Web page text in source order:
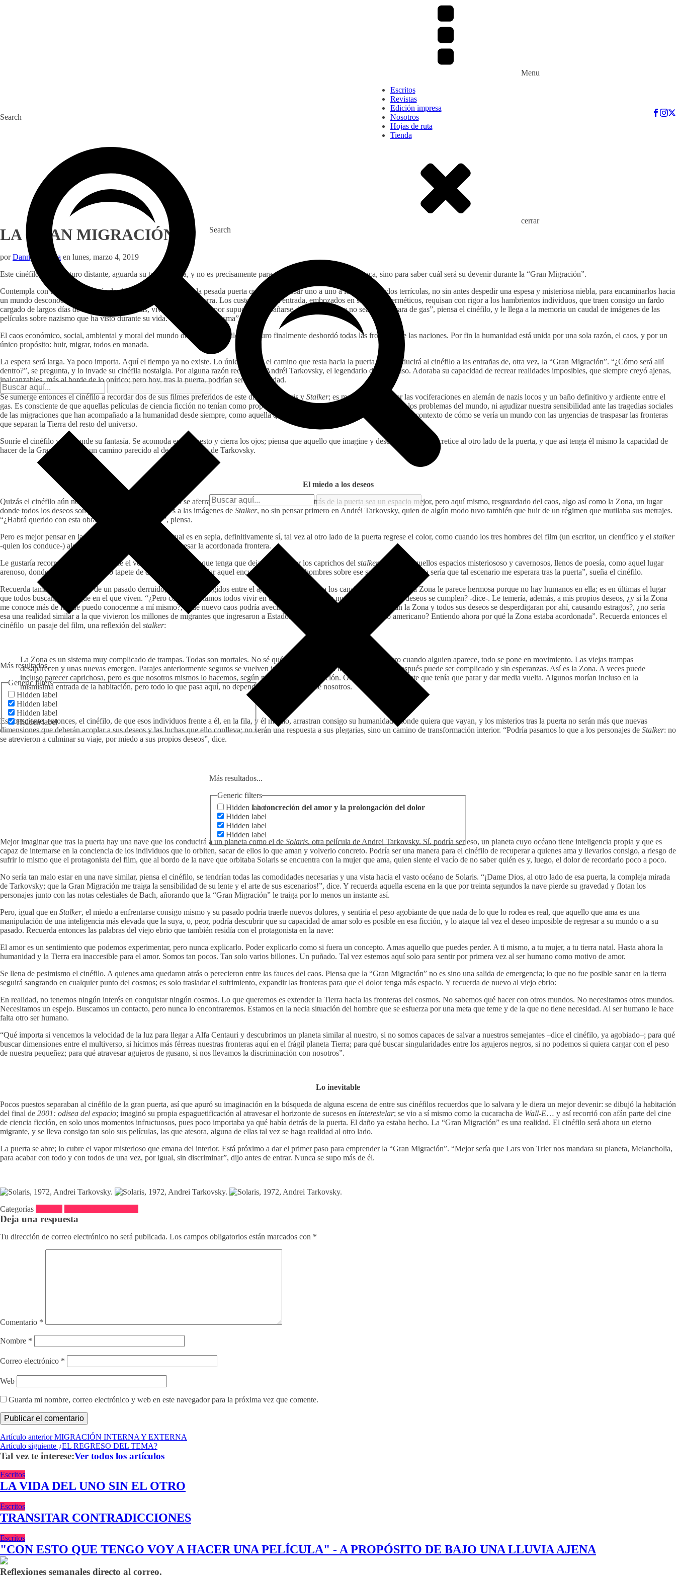
Search
Más resultados...
Generic filters
Hidden label
Hidden label
Hidden label
Hidden label
Menu
Escritos
Revistas
Edición impresa
Nosotros
Hojas de ruta
Tienda
cerrar
Search
Más resultados...
Generic filters
Hidden label
Hidden label
Hidden label
Hidden label
LA GRAN MIGRACIÓN
porDanny Arteaga en lunes, marzo 4, 2019
Este cinéfilo, de un futuro distante, aguarda su turno en fila, y no es precisamente para ver el nuevo estreno de la época, sino para saber cuál será su devenir durante la “Gran Migración”.
Contempla con temor a los demás desdichados; a lo lejos está la pesada puerta que deja ingresar uno a uno a los esperanzados terrícolas, no sin antes despedir una espesa y misteriosa niebla, para encaminarlos hacia
un mundo desconocido que, dicen por ahí, los protegerá de la Tierra. Los custodios de la entrada, embozados en sus trajes herméticos, requisan con rigor a los hambrientos individuos, que traen consigo un fardo
cargado de largos días de incesantes caminatas, vivos de milagro y, por supuesto, sin bañarse. “Con tal de que no sea una cámara de gas”, piensa el cinéfilo, y le llega a la memoria un caudal de imágenes de las
películas sobre nazismo que ha visto durante su vida. “Todas son la misma”, se dice.
El caos económico, social, ambiental y moral del mundo de nuestro cinéfilo del futuro finalmente desbordó todas las fronteras de las naciones. Por fin la humanidad está unida por una sola razón, el caos, y por un
único propósito: huir, migrar, todos en manada.
La espera será larga. Ya poco importa. Aquí el tiempo ya no existe. Lo único real es el camino que resta hacia la puerta que conducirá al cinéfilo a las entrañas de, otra vez, la “Gran Migración”. “¿Cómo será allí
dentro?”, se pregunta, y lo invade su cinéfila nostalgia. Por alguna razón recuerda a Andréi Tarkovsky, el legendario director ruso. Adoraba su capacidad de recrear realidades imposibles, que siempre creyó ajenas,
inalcanzables, más al borde de lo onírico; pero hoy, tras la puerta, podrían ser una realidad.
Se sumerge entonces el cinéfilo a recordar dos de sus filmes preferidos de este director,
Solaris y Stalker; es mejor que imaginar las vociferaciones en alemán de nazis locos y un baño definitivo y ardiente entre el
gas. Es consciente de que aquellas películas de ciencia ficción no tenían como propósito poner a su audiencia a reflexionar sobre los problemas del mundo, ni agudizar nuestra sensibilidad ante las tragedias sociales
de las migraciones que han acompañado a la humanidad desde siempre, como aquella que vive en carne propia, pero sí que dan un contexto de cómo se vería un mundo con las urgencias de traspasar las fronteras
que separan la Tierra del resto del universo.
Sonríe el cinéfilo y emprende su fantasía. Se acomoda en su puesto y cierra los ojos; piensa que aquello que imagine y desee tal vez se concretice al otro lado de la puerta, y que así tenga él mismo la capacidad de
hacer de la Gran Migración un camino parecido al de las películas de Tarkovsky.
El miedo a los deseos
Quizás el cinéfilo aún no quiere salir de la Tierra, por ello se aferra a la esperanza de que quellos detrás de la puerta sea un espacio mejor, pero aquí mismo, resguardado del caos, algo así como la Zona, un lugar
donde todos los deseos son posibles. Se aferra entonces a las imágenes de Stalker, no sin pensar primero en Andréi Tarkovsky, quien de algún modo tuvo también que huir de un régimen que mutilaba sus metrajes.
“¿Habrá querido con esta obra reflejar algo de ello?”, piensa.
Pero es mejor pensar en las imágenes. Sí, su mundo actual es en sepia, definitivamente sí, tal vez al otro lado de la puerta regrese el color, como cuando los tres hombres del film (un escritor, un científico y el stalker
-quien los conduce-) alcanzaron la Zona, después de atravesar la acordonada frontera.
Le gustaría recorrer esos parajes donde el verde predomina, aunque tenga que dejarse guiar por los caprichos del stalker; disfrutar aquellos espacios misteriososo y cavernosos, llenos de poesía, como aquel lugar
arenoso, donde se extiende un bello tapete de dunas. “Cómo olvidar aquel encuadre con los tres hombres sobre ese suelo; qué maravilla sería que tal escenario me esperara tras la puerta”, sueña el cinéfilo.
Recuerda también las huellas de un pasado derruido, objetos sumergidos entre el agua, que lo remiten a los canales de su ciudad. La Zona le parece hermosa porque no hay humanos en ella; es en últimas el lugar
que todos buscan, mejor que en el que viven. “¿Pero cómo podríamos todos vivir en un hemisferio donde nuestros más secretos deseos se cumplen? -dice-. Le temería, además, a mis propios deseos, ¿y si la Zona
me conoce más de lo que puedo conocerme a mí mismo?, ¿qué nuevo caos podría avecinarse si todos estos migrantes habitaran la Zona y todos sus deseos se desperdigaran por ahí, causando estragos?, ¿no sería
esa una realidad similar a la que vivieron los millones de migrantes que ingresaron a Estados Unidos en búsqueda del sueño americano? Entiendo ahora por qué la Zona estaba acordonada”. Recuerda entonces el
cinéfilo un pasaje del film, una reflexión del stalker:
La Zona es un sistema muy complicado de trampas. Todas son mortales. No sé qué pasa aquí cuando no hay nadie; pero cuando alguien aparece, todo se pone en movimiento. Las viejas trampas
desaparecen y unas nuevas emergen. Parajes anteriormente seguros se vuelven intransitables. Ahora tu camino es fácil, después puede ser complicado y sin esperanzas. Así es la Zona. A veces puede
incluso parecer caprichosa, pero es que nosotros mismos lo hacemos, según nuestra propia condición. Ocurría que había gente que tenía que parar y dar media vuelta. Algunos morían incluso en la
mismísima entrada de la habitación, pero todo lo que pasa aquí, no depende de la Zona, sino de nosotros.
Es consciente, entonces, el cinéfilo, de que esos individuos frente a él, en la fila, y él mismo, arrastran consigo su humanidad adonde quiera que vayan, y los misterios tras la puerta no serán más que nuevas
dimensiones que deberán acoplar a sus deseos y las luchas que ello conlleva; no serán una respuesta a sus plegarias, sino un camino de transformación interior. “Podría pasarnos lo que a los personajes de Stalker: no
se atrevieron a culminar su viaje, por miedo a sus propios deseos”, dice.
La concreción del amor y la prolongación del dolor
Mejor imaginar que tras la puerta hay una nave que los conducirá a un planeta como el de Solaris, otra película de Andrei Tarkovsky. Sí, podría ser eso, un planeta cuyo océano tiene inteligencia propia y que es
capaz de internarse en la conciencia de los individuos que lo orbiten, sacar de ellos lo que aman y volverlo concreto. Podría ser una manera para el cinéfilo de recuperar a quienes ama y llevarlos consigo, a riesgo de
sufrir lo mismo que el protagonista del film, que al bordo de la nave que orbitaba Solaris se encuentra con la mujer que ama, quien siente el vacío de no saber quién es y, luego, el dolor de recordarlo poco a poco.
No sería tan malo estar en una nave similar, piensa el cinéfilo, se tendrían todas las comodidades necesarias y una vista hacia el vasto océano de Solaris. “¡Dame Dios, al otro lado de esa puerta, la compleja mirada
de Tarkovsky; que la Gran Migración me traiga la sensibilidad de su lente y el arte de sus escenarios!”, dice. Y recuerda aquella escena en la que por treinta segundos la nave pierde su gravedad y flotan los
personajes junto con las notas celestiales de Bach, añorando que la “Gran Migración” le traiga por lo menos un instante así.
Pero, igual que en Stalker, el miedo a enfrentarse consigo mismo y su pasado podría traerle nuevos dolores, y sentiría el peso agobiante de que nada de lo que lo rodea es real, que aquello que ama es una
manipulación de una inteligencia más elevada que la suya, o, peor, podría descubrir que su capacidad de amar solo es posible en esa ficción, y lo ataque tal vez el deseo imposible de regresar a su mundo o a su
pasado. Recuerda entonces las palabras del viejo ebrio que también residía con el protagonista en la nave:
El amor es un sentimiento que podemos experimentar, pero nunca explicarlo. Poder explicarlo como si fuera un concepto. Amas aquello que puedes perder. A ti mismo, a tu mujer, a tu tierra natal. Hasta ahora la
humanidad y la Tierra era inaccesible para el amor. Somos tan pocos. Tan solo varios billones. Un puñado. Tal vez estemos aquí solo para sentir por primera vez al ser humano como motivo de amor.
Se llena de pesimismo el cinéfilo. A quienes ama quedaron atrás o perecieron entre las fauces del caos. Piensa que la “Gran Migración” no es sino una salida de emergencia; lo que no fue posible sanar en la tierra
seguirá sangrando en cualquier punto del cosmos; es solo trasladar el sufrimiento, expandir las fronteras para que el dolor tenga más espacio. Y recuerda de nuevo al viejo ebrio:
En realidad, no tenemos ningún interés en conquistar ningún cosmos. Lo que queremos es extender la Tierra hacia las fronteras del cosmos. No sabemos qué hacer con otros mundos. No necesitamos otros mundos.
Necesitamos un espejo. Buscamos un contacto, pero nunca lo encontraremos. Estamos en la necia situación del hombre que se esfuerza por una meta que teme y de la que no tiene necesidad. Al ser humano le hace
falta otro ser humano.
“Qué importa si vencemos la velocidad de la luz para llegar a Alfa Centauri y descubrimos un planeta similar al nuestro, si no somos capaces de salvar a nuestros semejantes –dice el cinéfilo, ya agobiado–; para qué
buscar dimensiones entre el multiverso, si hicimos más férreas nuestras fronteras aquí en el frágil planeta Tierra; para qué buscar singularidades entre los agujeros negros, si no podemos si quiera cargar con el peso
de nuestra pequeñez; para qué atravesar agujeros de gusano, si nos llevamos la discriminación con nosotros”.
Lo inevitable
Pocos puestos separaban al cinéfilo de la gran puerta, así que apuró su imaginación en la búsqueda de alguna escena de entre sus cinéfilos recuerdos que lo salvara y le diera un mejor devenir: se dibujó la habitación
del final de 2001: odisea del espacio; imaginó su propia espaguetificación al atravesar el horizonte de sucesos en Interestelar; se vio a sí mismo como la cucaracha de Wall-E… y así recorrió con afán parte del cine
de ciencia ficción, en solo unos momentos infructuosos, pues poco importaba ya qué había detrás de la puerta. El daño ya estaba hecho. La “Gran Migración” es una realidad. El cinéfilo será ahora un eterno
migrante, y se lleva consigo tan solo sus películas, las que atesora, alguna de ellas tal vez se haga realidad al otro lado.
La puerta se abre; lo cubre el vapor misterioso que emana del interior. Está próximo a dar el primer paso para emprender la “Gran Migración”. “Mejor sería que Lars von Trier nos mandara su planeta, Melancholia,
para acabar con todo y con todos de una vez, por igual, sin discriminar”, dijo antes de entrar. Nunca se supo más de él.
Categorías
Deja una respuesta
Tu dirección de correo electrónico no será publicada. Los campos obligatorios están marcados con *
Comentario *
Nombre *
Correo electrónico *
Web
Guarda mi nombre, correo electrónico y web en este navegador para la próxima vez que comente.
Navegación
de
Artículo anteriorMIGRACIÓN INTERNA Y EXTERNA
Artículo siguiente ¿EL REGRESO DEL TEMA?Next
Post
Tal vez te interese:Ver todos los artículos
Escritos
LA VIDA DEL UNO SIN EL OTRO
Escritos
TRANSITAR CONTRADICCIONES
Escritos
"CON ESTO QUE TENGO VOY A HACER UNA PELÍCULA" - A PROPÓSITO DE BAJO UNA LLUVIA AJENA
Reflexiones semanales directo al correo.